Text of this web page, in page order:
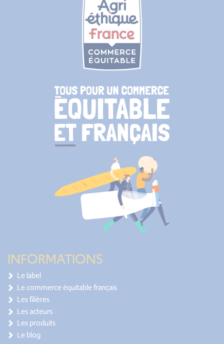
INFORMATIONS
Le label
Le commerce équitable français
Les filières
Les acteurs
Les produits
Le blog